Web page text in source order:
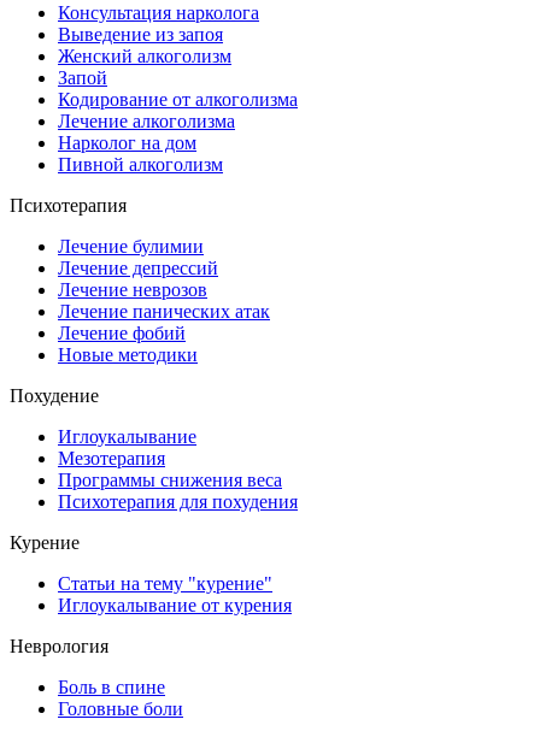
Консультация нарколога
Выведение из запоя
Женский алкоголизм
Запой
Кодирование от алкоголизма
Лечение алкоголизма
Нарколог на дом
Пивной алкоголизм
Психотерапия
Лечение булимии
Лечение депрессий
Лечение неврозов
Лечение панических атак
Лечение фобий
Новые методики
Похудение
Иглоукалывание
Мезотерапия
Программы снижения веса
Психотерапия для похудения
Курение
Статьи на тему "курение"
Иглоукалывание от курения
Неврология
Боль в спине
Головные боли